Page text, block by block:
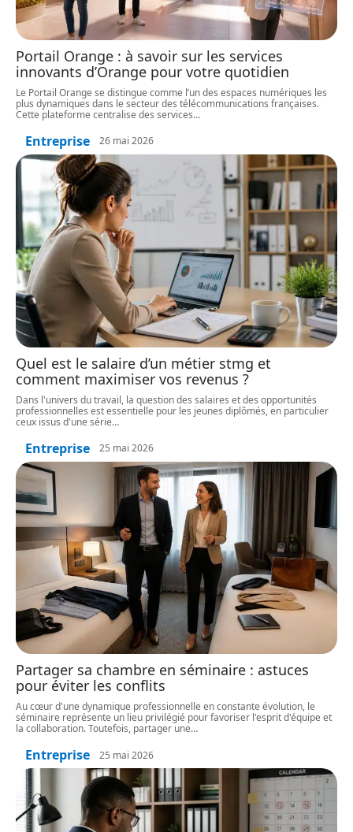
Portail Orange : à savoir sur les services
innovants d’Orange pour votre quotidien
Le Portail Orange se distingue comme l’un des espaces numériques les
plus dynamiques dans le secteur des télécommunications françaises.
Cette plateforme centralise des services…
Entreprise 26 mai 2026
Quel est le salaire d’un métier stmg et
comment maximiser vos revenus ?
Dans l'univers du travail, la question des salaires et des opportunités
professionnelles est essentielle pour les jeunes diplômés, en particulier
ceux issus d'une série…
Entreprise 25 mai 2026
Partager sa chambre en séminaire : astuces
pour éviter les conflits
Au cœur d'une dynamique professionnelle en constante évolution, le
séminaire représente un lieu privilégié pour favoriser l'esprit d'équipe et
la collaboration. Toutefois, partager une…
Entreprise 25 mai 2026